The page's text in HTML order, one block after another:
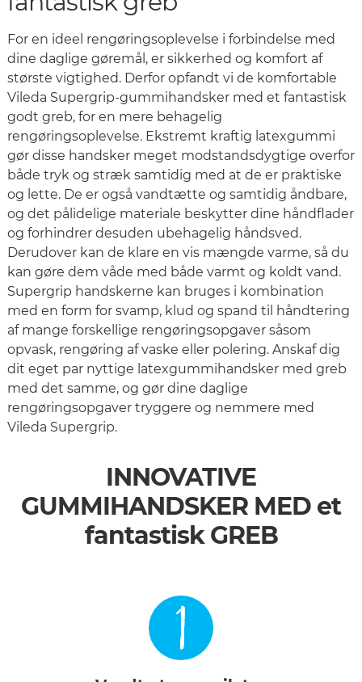
For en ideel rengøringsoplevelse i forbindelse med
dine daglige gøremål, er sikkerhed og komfort af
største vigtighed. Derfor opfandt vi de komfortable
Vileda Supergrip-gummihandsker med et fantastisk
godt greb, for en mere behagelig
rengøringsoplevelse. Ekstremt kraftig latexgummi
gør disse handsker meget modstandsdygtige overfor
både tryk og stræk samtidig med at de er praktiske
og lette. De er også vandtætte og samtidig åndbare,
og det pålidelige materiale beskytter dine håndflader
og forhindrer desuden ubehagelig håndsved.
Derudover kan de klare en vis mængde varme, så du
kan gøre dem våde med både varmt og koldt vand.
Supergrip handskerne kan bruges i kombination
med en form for svamp, klud og spand til håndtering
af mange forskellige rengøringsopgaver såsom
opvask, rengøring af vaske eller polering. Anskaf dig
dit eget par nyttige latexgummihandsker med greb
med det samme, og gør dine daglige
rengøringsopgaver tryggere og nemmere med
Vileda Supergrip.
INNOVATIVE
GUMMIHANDSKER MED et
fantastisk GREB
1